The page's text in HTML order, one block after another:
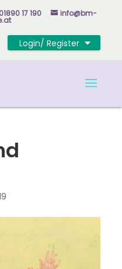
17 190 info@bm-
Login/ Register